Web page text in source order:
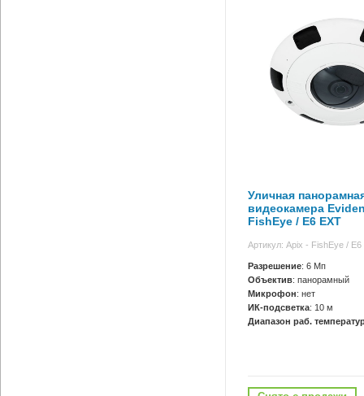
Уличная
видеокамера
FishEye / E6 EXT
Артикул: Apix - FishEye / E6
Разрешение: 6 Мп
Объектив: панорамный
Микрофон: нет
ИК-подсветка: 10 м
Диапазон раб.